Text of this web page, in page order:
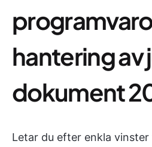
hantering av
dokument
Letar du efter enkla